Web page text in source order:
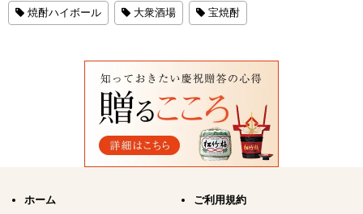
焼酎ハイボール 大衆酒場 宝焼酎
ホーム ご利用規約